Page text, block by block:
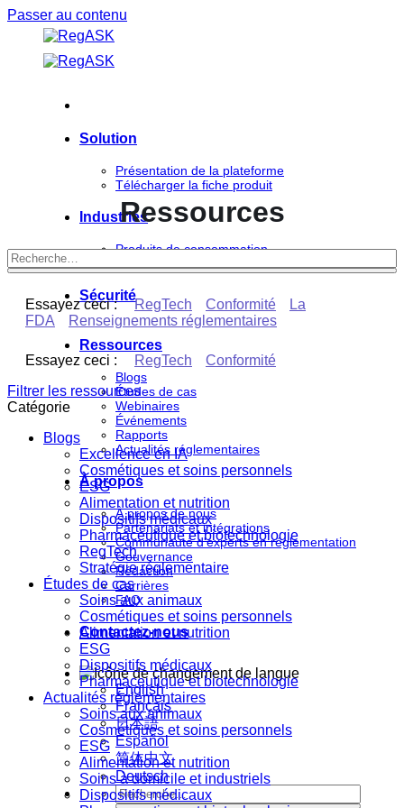
Passer au contenu
Solution
Présentation de la plateforme
Télécharger la fiche produit
Industries
Produits de consommation
Sécurité
Ressources
Blogs
Études de cas
Webinaires
Événements
Rapports
Actualités réglementaires
À propos
À propos de nous
Partenariats et intégrations
Communauté d'experts en réglementation
Gouvernance
Rédaction
Carrières
FAQ
Contactez-nous
English
Français
日本語
Español
简体中文
Deutsch
Ressources
Essayez ceci : RegTech Conformité
La
FDA
Renseignements réglementaires
Essayez ceci : RegTech
Conformité
Filtrer les ressources
Catégorie
Blogs
Excellence en IA
Cosmétiques et soins personnels
ESG
Alimentation et nutrition
Dispositifs médicaux
Pharmaceutique et biotechnologie
RegTech
Stratégie réglementaire
Études de cas
Soins aux animaux
Cosmétiques et soins personnels
Alimentation et nutrition
ESG
Dispositifs médicaux
Pharmaceutique et biotechnologie
Actualités réglementaires
Soins aux animaux
Cosmétiques et soins personnels
ESG
Alimentation et nutrition
Soins à domicile et industriels
Dispositifs médicaux